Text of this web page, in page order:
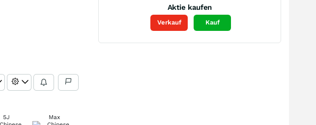
5J Max
Aktie kaufen
Verkauf Kauf